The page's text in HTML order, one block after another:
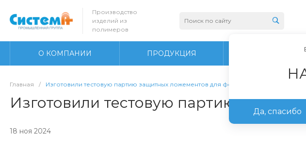
Производство
изделий из
полимеров
О КОМПАНИИ ПРОДУКЦИЯ
Главная / Изготовили тестовую партию защитных ложементов для форсунок
Изготовили тестовую партию
18 ноя 2024
Да, спасибо